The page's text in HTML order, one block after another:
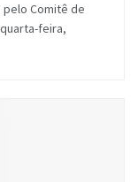
pelo Comitê de
feira,